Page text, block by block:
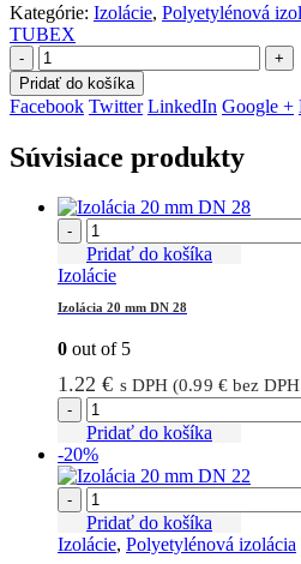
bola:
1.45 €.
je:
Kategórie: Izolácie, Polyetylénová
TUBEX
-
+
Pridať do košíka
Facebook Twitter LinkedIn Google +
Súvisiace produkty
-
Pridať do košíka
Izolácie
Izolácia 20 mm DN 28
0 out of 5
1.22€ s DPH (0.99 €bez
-
Pridať do košíka
-20%
-
Pridať do košíka
Izolácie, Polyetylénová izolácia